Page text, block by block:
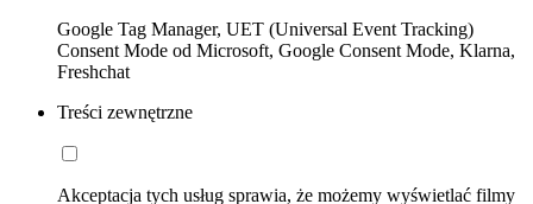
Google Tag Manager, UET (Universal Event Tracking)
Consent Mode od Microsoft, Google Consent Mode, Klarna,
Freshchat
Treści zewnętrzne
Akceptacja tych usług sprawia, że możemy wyświetlać filmy